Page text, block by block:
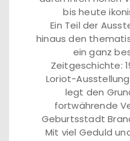
bis heute
Ein Teil der
hinaus den
ein ganz
Zeitgeschichte:
Loriot-
legt den
fortwährende
Geburtsstadt
Mit viel Geduld